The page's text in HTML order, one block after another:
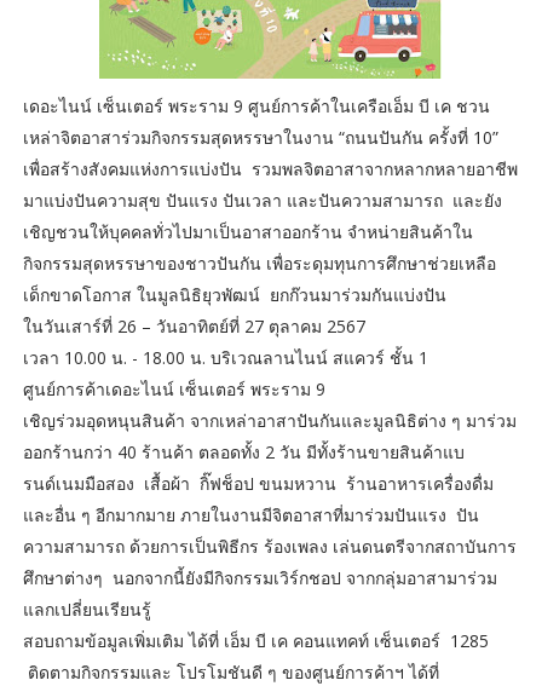
เดอะไนน์ เซ็นเตอร์ พระราม 9 ศูนย์การค้าในเครือเอ็ม บี เค ชวน
เหล่าจิตอาสาร่วมกิจกรรมสุดหรรษาในงาน “ถนนปันกัน ครั้งที่ 10”
เพื่อสร้างสังคมแห่งการแบ่งปัน รวมพลจิตอาสาจากหลากหลายอาชีพ
มาแบ่งปันความสุข ปันแรง ปันเวลา และปันความสามารถ และยัง
เชิญชวนให้บุคคลทั่วไปมาเป็นอาสาออกร้าน จำหน่ายสินค้าใน
กิจกรรมสุดหรรษาของชาวปันกัน เพื่อระดุมทุนการศึกษาช่วยเหลือ
เด็กขาดโอกาส ในมูลนิธิยุวพัฒน์ ยกก๊วนมาร่วมกันแบ่งปัน
ในวันเสาร์ที่ 26 – วันอาทิตย์ที่ 27 ตุลาคม 2567
เวลา 10.00 น. - 18.00 น. บริเวณลานไนน์ สแควร์ ชั้น 1
ศูนย์การค้าเดอะไนน์ เซ็นเตอร์ พระราม 9
เชิญร่วมอุดหนุนสินค้า จากเหล่าอาสาปันกันและมูลนิธิต่าง ๆ มาร่วม
ออกร้านกว่า 40 ร้านค้า ตลอดทั้ง 2 วัน มีทั้งร้านขายสินค้าแบ
รนด์เนมมือสอง เสื้อผ้า กิ๊ฟช็อป ขนมหวาน ร้านอาหารเครื่องดื่ม
และอื่น ๆ อีกมากมาย ภายในงานมีจิตอาสาที่มาร่วมปันแรง ปัน
ความสามารถ ด้วยการเป็นพิธีกร ร้องเพลง เล่นดนตรีจากสถาบันการ
ศึกษาต่างๆ นอกจากนี้ยังมีกิจกรรมเวิร์กชอป จากกลุ่มอาสามาร่วม
แลกเปลี่ยนเรียนรู้
สอบถามข้อมูลเพิ่มเติม ได้ที่ เอ็ม บี เค คอนแทคท์ เซ็นเตอร์ 1285
ติดตามกิจกรรมและ โปรโมชันดี ๆ ของศูนย์การค้าฯ ได้ที่